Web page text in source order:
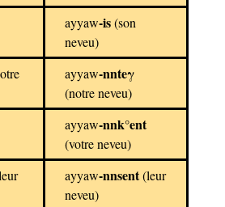
ayyaw-is(son
neveu)
ayyaw-nnteγ
(notre neveu)
ayyaw-nnk°ent
(votre neveu)
ayyaw-nnsent(leur
neveu)